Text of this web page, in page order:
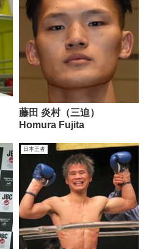
藤田 炎村（三迫）
Homura Fujita
日本王者